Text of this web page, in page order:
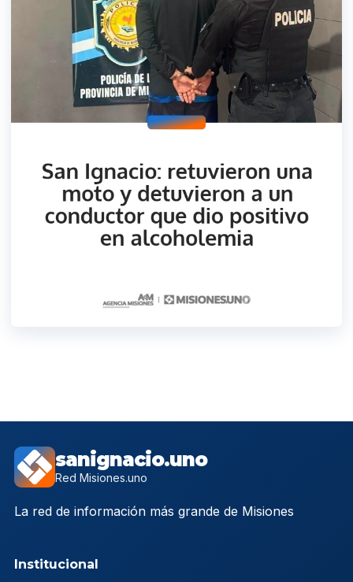
sanignacio.uno
Red Misiones.uno
La red de información más grande de Misiones
Institucional